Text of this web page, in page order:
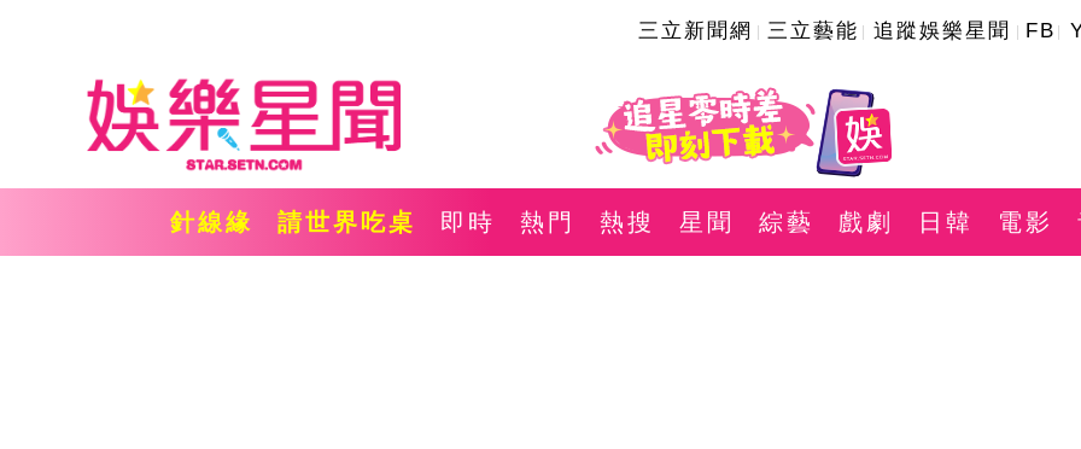
三立新聞網 三立藝能 追蹤娛樂星聞 FB
針線緣 請世界吃桌 即時 熱門 熱搜 星聞 綜藝 戲劇 日韓 電影